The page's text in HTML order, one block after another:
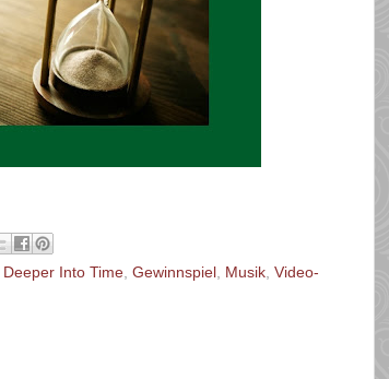
Deeper Into Time Gewinnspiel Musik Video-